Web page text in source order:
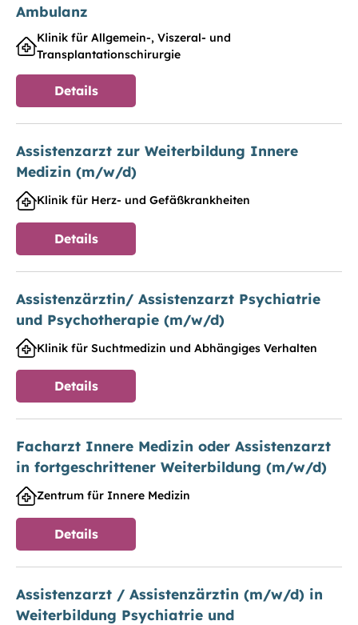
Ambulanz
Klinik für Allgemein-, Viszeral- und
Transplantationschirurgie
Details
Assistenzarzt zur Weiterbildung Innere
Medizin (m/w/d)
Klinik für Herz- und Gefäßkrankheiten
Details
Assistenzärztin/ Assistenzarzt Psychiatrie
und Psychotherapie (m/w/d)
Klinik für Suchtmedizin und Abhängiges Verhalten
Details
Facharzt Innere Medizin oder Assistenzarzt
in fortgeschrittener Weiterbildung (m/w/d)
Zentrum für Innere Medizin
Details
Assistenzarzt / Assistenzärztin (m/w/d) in
Weiterbildung Psychiatrie und